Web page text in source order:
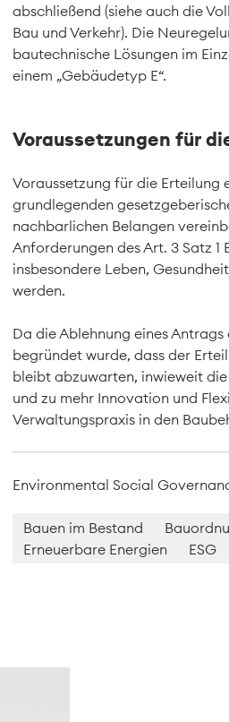
abschließend (siehe auch die
Bau und Verkehr). Die
bautechnische Lösungen im
einem „Gebäudetyp E“.
Voraussetzungen für
Voraussetzung für die Erteilung
grundlegenden
nachbarlichen Belangen
Anforderungen des Art. 3 Satz
insbesondere Leben,
werden.
Da die Ablehnung eines
begründet wurde, dass der
bleibt abzuwarten, inwieweit
und zu mehr Innovation und
Verwaltungspraxis in den
Environmental Social
Bauen im Bestand
Erneuerbare Energien
ESG